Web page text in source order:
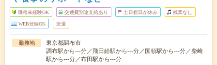
職種未経験OK 交通費別途支給あり 土日祝日が休み 残業なし
WEB登録OK 派遣
勤務地
東京都調布市
調布駅から---分／飛田給駅から---分／国領駅から---分／柴崎
駅から---分／布田駅から---分